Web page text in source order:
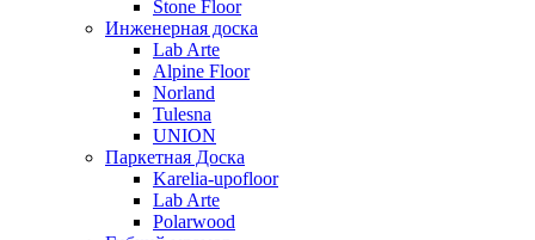
Stone Floor
Инженерная доска
Lab Arte
Alpine Floor
Norland
Tulesna
UNION
Паркетная Доска
Karelia-upofloor
Lab Arte
Polarwood